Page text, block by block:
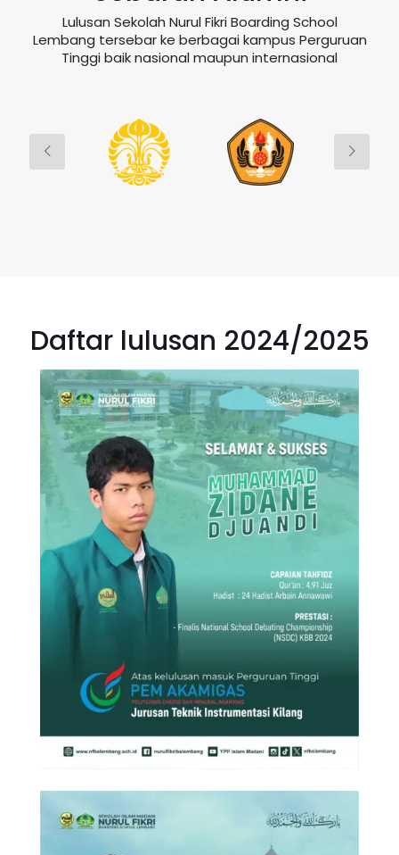
Lulusan Sekolah Nurul Fikri Boarding School
Lembang tersebar ke berbagai kampus Perguruan
Tinggi baik nasional maupun internasional
Daftar lulusan 2024/2025